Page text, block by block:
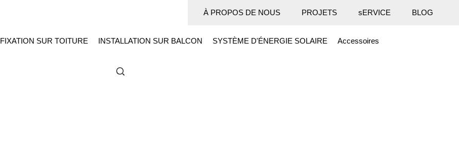
À PROPOS DE NOUS PROJETS sERVICE BLOG
FIXATION SUR TOITURE INSTALLATION SUR BALCON SYSTÈME D'ÉNERGIE SOLAIRE Accessoires